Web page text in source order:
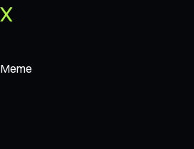
Meme